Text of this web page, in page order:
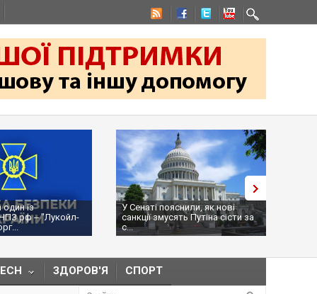
із
рф ‒ "Лукойл-
У Сенаті пояснили, як нові
санкції змусять Путіна сісти за
с...
ЗДОРОВ'Я СПОРТ